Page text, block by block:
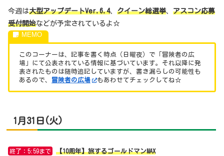
今週は大型アップデートVer.6.4、 クイーン総選挙、 アスコン応募
受付開始などが予定されているよ☆
このコーナーは、記事を書く時点（日曜夜）で「冒険者の広
場」にて公表されている情報に基づいています。それ以降に発
表されたものは随時追記していますが、書き漏らしの可能性も
あるので、 冒険者の広場 もあわせてチェックしてね☆
1月31日(火)
終了：5:59まで 【10周年】旅するゴールドマンMAX